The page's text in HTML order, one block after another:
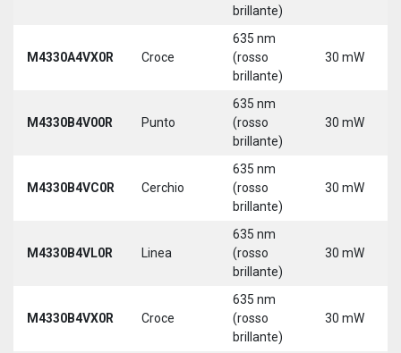
brillante)
M4330A4VX0R Croce
635 nm
(rosso
brillante)
30 mW
M4330B4V00R Punto
635 nm
(rosso
brillante)
30 mW
M4330B4VC0R Cerchio
635 nm
(rosso
brillante)
30 mW
M4330B4VL0R Linea
635 nm
(rosso
brillante)
30 mW
M4330B4VX0R Croce
635 nm
(rosso
brillante)
30 mW